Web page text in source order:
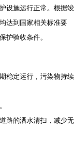
设施运行正常。根据竣
达到国家相关标准要
护验收条件。
稳定运行，污染物持续
路的洒水清扫，减少无